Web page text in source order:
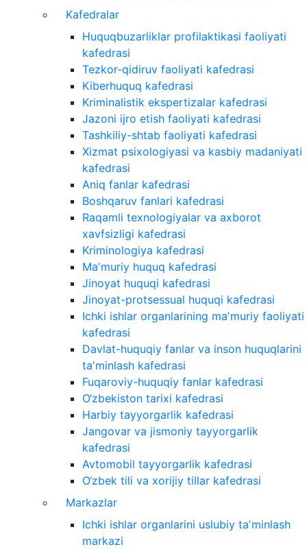
Kafedralar
Huquqbuzarliklar profilaktikasi faoliyati
kafedrasi
Tezkor-qidiruv faoliyati kafedrasi
Kiberhuquq kafedrasi
Kriminalistik ekspertizalar kafedrasi
Jazoni ijro etish faoliyati kafedrasi
Tashkiliy-shtab faoliyati kafedrasi
Xizmat psixologiyasi va kasbiy madaniyati
kafedrasi
Aniq fanlar kafedrasi
Boshqaruv fanlari kafedrasi
Raqamli texnologiyalar va axborot
xavfsizligi kafedrasi
Kriminologiya kafedrasi
Maʼmuriy huquq kafedrasi
Jinoyat huquqi kafedrasi
Jinoyat-protsessual huquqi kafedrasi
Ichki ishlar organlarining maʼmuriy faoliyati
kafedrasi
Davlat-huquqiy fanlar va inson huquqlarini
taʼminlash kafedrasi
Fuqaroviy-huquqiy fanlar kafedrasi
O‘zbekiston tarixi kafedrasi
Harbiy tayyorgarlik kafedrasi
Jangovar va jismoniy tayyorgarlik
kafedrasi
Avtomobil tayyorgarlik kafedrasi
O‘zbek tili va xorijiy tillar kafedrasi
Markazlar
Ichki ishlar organlarini uslubiy taʼminlash
markazi